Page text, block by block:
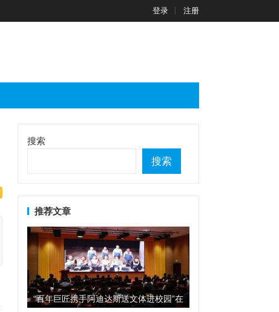
登录 注册
搜索
搜索
推荐文章
“百年巨匠携手阿迪达斯送文体进校园”在